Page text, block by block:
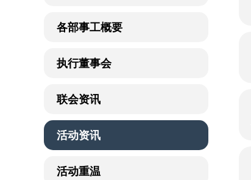
各部事工概要
执行董事会
联会资讯
活动资讯
活动重温